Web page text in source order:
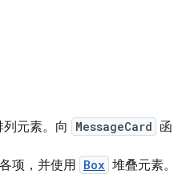
元素。向 MessageCard 函
项，并使用 Box 堆叠元素。